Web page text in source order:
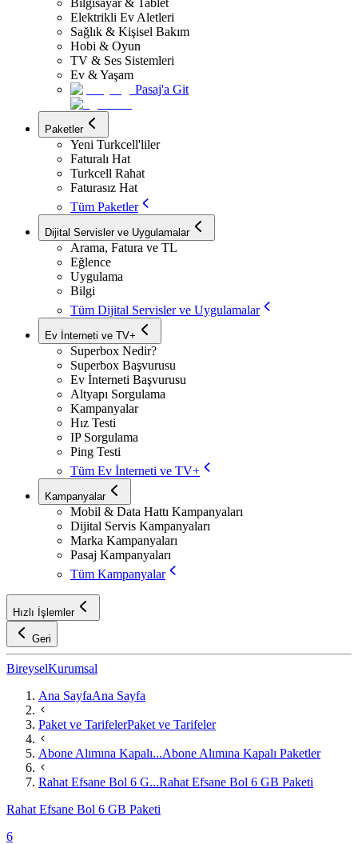
Bilgisayar & Tablet
Elektrikli Ev Aletleri
Sağlık & Kişisel Bakım
Hobi & Oyun
TV & Ses Sistemleri
Ev & Yaşam
Pasaj'a Git
Paketler
Yeni Turkcell'liler
Faturalı Hat
Turkcell Rahat
Faturasız Hat
Tüm Paketler
Dijital Servisler ve Uygulamalar
Arama, Fatura ve TL
Eğlence
Uygulama
Bilgi
Tüm Dijital Servisler ve Uygulamalar
Ev İnterneti ve TV+
Superbox Nedir?
Superbox Başvurusu
Ev İnterneti Başvurusu
Altyapı Sorgulama
Kampanyalar
Hız Testi
IP Sorgulama
Ping Testi
Tüm Ev İnterneti ve TV+
Kampanyalar
Mobil & Data Hattı Kampanyaları
Dijital Servis Kampanyaları
Marka Kampanyaları
Pasaj Kampanyaları
Tüm Kampanyalar
Hızlı İşlemler
Geri
BireyselKurumsal
Ana SayfaAna Sayfa
Paket ve TarifelerPaket ve Tarifeler
Abone Alımına Kapalı...Abone Alımına Kapalı Paketler
Rahat Efsane Bol 6 G...Rahat Efsane Bol 6 GB Paketi
Rahat Efsane Bol 6 GB Paketi
6